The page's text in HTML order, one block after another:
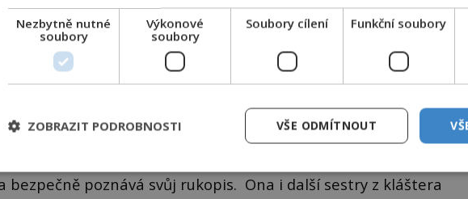
sestra Maria probudí na podlaze své cely v klášteře města
si, že je celá umazaná od inkoustu. Vedle ní leží
nesrozumitelnou směsici starobylých písem.
je více než zřejmé, že dopis napsala právě ona.
na jejích dlaních, ale i jednotlivé znaky, v nichž, jakkoliv jsou
poznává svůj rukopis. Ona i další sestry z kláštera
Nezbytně nutné
soubory
Výkonové
soubory
Soubory cílení Funkční soubory
VŠE ODMÍTNOUT
ZOBRAZIT PODROBNOSTI